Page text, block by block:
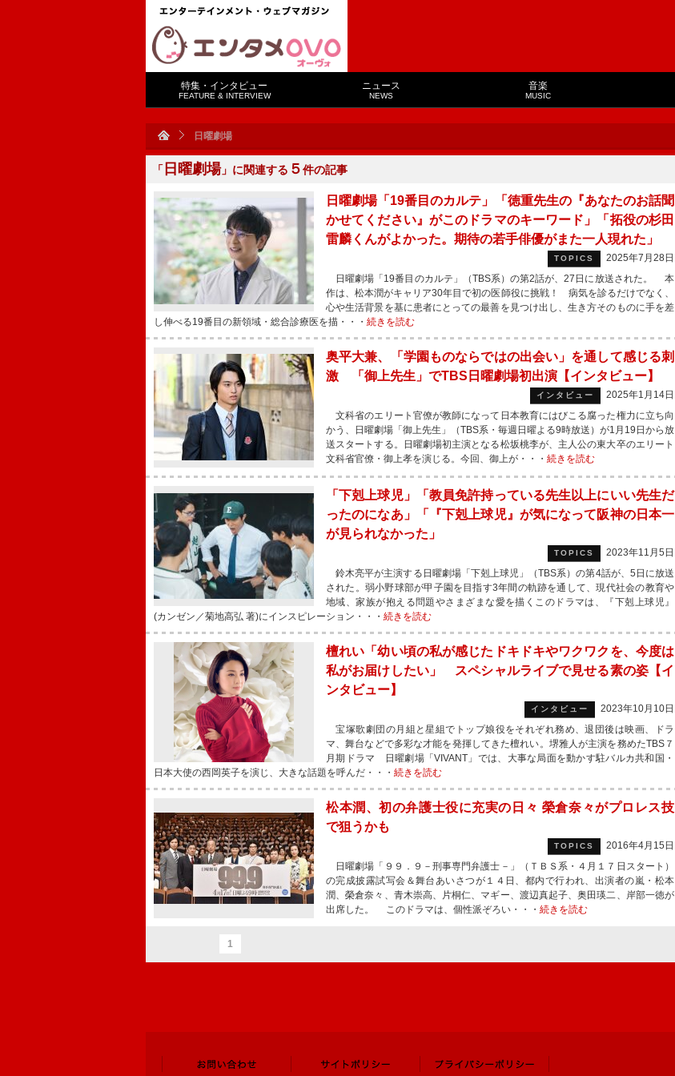
特集・インタビュー
FEATURE & INTERVIEW
ニュース
NEWS
音楽
MUSIC
日曜劇場
「 日曜劇場」に関連する ５件の記事
日曜劇場「19番目のカルテ」「徳重先生の『あなたのお話聞
かせてください』がこのドラマのキーワード」「拓役の杉田
雷麟くんがよかった。期待の若手俳優がまた一人現れた」
TOPICS
2025年7月28日
日曜劇場「19番目のカルテ」（TBS系）の第2話が、27日に放送された。 本
作は、松本潤がキャリア30年目で初の医師役に挑戦！ 病気を診るだけでなく、
心や生活背景を基に患者にとっての最善を見つけ出し、生き方そのものに手を差
し伸べる19番目の新領域・総合診療医を描・・・ 続きを読む
奥平大兼、「学園ものならではの出会い」を通して感じる刺
激 「御上先生」でTBS日曜劇場初出演【インタビュー】
インタビュー
2025年1月14日
文科省のエリート官僚が教師になって日本教育にはびこる腐った権力に立ち向
かう、日曜劇場「御上先生」（TBS系・毎週日曜よる9時放送）が1月19日から放
送スタートする。日曜劇場初主演となる松坂桃李が、主人公の東大卒のエリート
文科省官僚・御上孝を演じる。今回、御上が・・・ 続きを読む
「下剋上球児」「教員免許持っている先生以上にいい先生だ
ったのになあ」「『下剋上球児』が気になって阪神の日本一
が見られなかった」
TOPICS
2023年11月5日
鈴木亮平が主演する日曜劇場「下剋上球児」（TBS系）の第4話が、5日に放送
された。弱小野球部が甲子園を目指す3年間の軌跡を通して、現代社会の教育や
地域、家族が抱える問題やさまざまな愛を描くこのドラマは、『下剋上球児』
(カンゼン／菊地高弘 著)にインスピレーション・・・ 続きを読む
檀れい「幼い頃の私が感じたドキドキやワクワクを、今度は
私がお届けしたい」 スペシャルライブで見せる素の姿【イ
ンタビュー】
インタビュー
2023年10月10日
宝塚歌劇団の月組と星組でトップ娘役をそれぞれ務め、退団後は映画、ドラ
マ、舞台などで多彩な才能を発揮してきた檀れい。堺雅人が主演を務めたTBS７
月期ドラマ 日曜劇場「VIVANT」では、大事な局面を動かす駐バルカ共和国・
日本大使の西岡英子を演じ、大きな話題を呼んだ・・・ 続きを読む
松本潤、初の弁護士役に充実の日々 榮倉奈々がプロレス技
で狙うかも
TOPICS
2016年4月15日
日曜劇場「９９．９－刑事専門弁護士－」（ＴＢＳ系・４月１７日スタート）
の完成披露試写会＆舞台あいさつが１４日、都内で行われ、出演者の嵐・松本
潤、榮倉奈々、青木崇高、片桐仁、マギー、渡辺真起子、奥田瑛二、岸部一徳が
出席した。 このドラマは、個性派ぞろい・・・ 続きを読む
1